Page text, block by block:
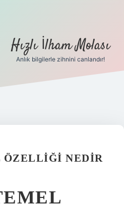
Hızlı İlham Molası
Anlık bilgilerle zihnini canlandır!
NEDIR